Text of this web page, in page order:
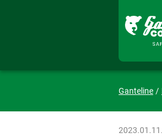
Ganteline
2023.01.11.